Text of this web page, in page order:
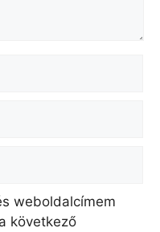
weboldalcímem
következő